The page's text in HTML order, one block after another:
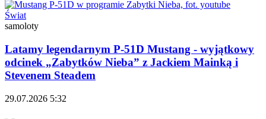
Świat
samoloty
Latamy legendarnym P-51D Mustang - wyjątkowy
odcinek „Zabytków Nieba” z Jackiem Mainką i
Stevenem Steadem
29.07.2026 5:32